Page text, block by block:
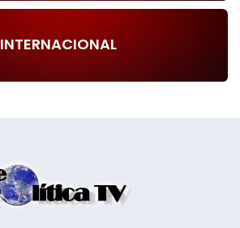
INTERNACIONAL